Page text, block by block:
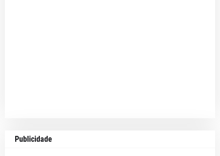
Publicidade